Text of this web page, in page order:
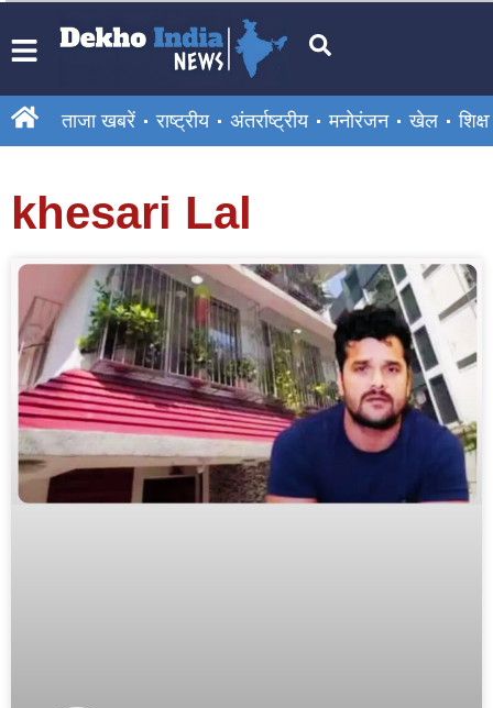
ताजा खबरें राष्ट्रीय अंतर्राष्ट्रीय मनोरंजन खेल शिक्षा
khesari Lal